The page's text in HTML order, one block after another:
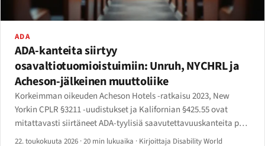
ADA
ADA-kanteita siirtyy
osavaltiotuomioistuimiin: Unruh, NYCHRL ja
Acheson-jälkeinen muuttoliike
Korkeimman oikeuden Acheson Hotels -ratkaisu 2023, New
Yorkin CPLR §3211 -uudistukset ja Kalifornian §425.55 ovat
mitattavasti siirtäneet ADA-tyylisiä saavutettavuuskanteita pois
liittovaltion tuomioistuimista osavaltion oikeuksiin.
22. toukokuuta 2026 ·20 min lukuaika · Kirjoittaja Disability World